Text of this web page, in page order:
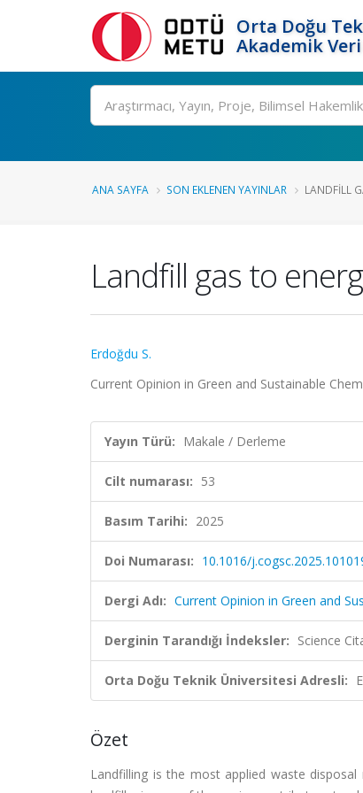
Orta Doğu
Akademik
Ara
ANA SAYFA SON EKLENEN YAYINLAR LANDFILL
Landfill gas to
Erdoğdu S.
Current Opinion in Green and Sustainable
Yayın Türü: Makale / Derleme
Cilt numarası: 53
Basım Tarihi: 2025
Doi Numarası: 10.1016/
Dergi Adı: Current Opinion in Green and
Derginin Tarandığı İndeksler: Science
Orta Doğu Teknik Üniversitesi Adresli:
Özet
Landfilling is the most applied waste